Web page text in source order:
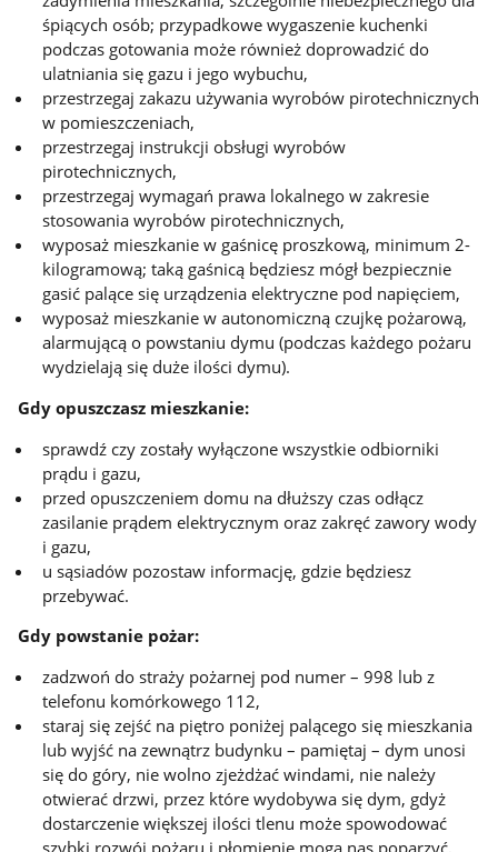
śpiących osób; przypadkowe wygaszenie kuchenki
podczas gotowania może również doprowadzić do
ulatniania się gazu i jego wybuchu,
przestrzegaj zakazu używania wyrobów pirotechnicznych
w pomieszczeniach,
przestrzegaj instrukcji obsługi wyrobów
pirotechnicznych,
przestrzegaj wymagań prawa lokalnego w zakresie
stosowania wyrobów pirotechnicznych,
wyposaż mieszkanie w gaśnicę proszkową, minimum 2-
kilogramową; taką gaśnicą będziesz mógł bezpiecznie
gasić palące się urządzenia elektryczne pod napięciem,
wyposaż mieszkanie w autonomiczną czujkę pożarową,
alarmującą o powstaniu dymu (podczas każdego pożaru
wydzielają się duże ilości dymu).
Gdy opuszczasz mieszkanie:
sprawdź czy zostały wyłączone wszystkie odbiorniki
prądu i gazu,
przed opuszczeniem domu na dłuższy czas odłącz
zasilanie prądem elektrycznym oraz zakręć zawory wody
i gazu,
u sąsiadów pozostaw informację, gdzie będziesz
przebywać.
Gdy powstanie pożar:
zadzwoń do straży pożarnej pod numer – 998 lub z
telefonu komórkowego 112,
staraj się zejść na piętro poniżej palącego się mieszkania
lub wyjść na zewnątrz budynku – pamiętaj – dym unosi
się do góry, nie wolno zjeżdżać windami, nie należy
otwierać drzwi, przez które wydobywa się dym, gdyż
dostarczenie większej ilości tlenu może spowodować